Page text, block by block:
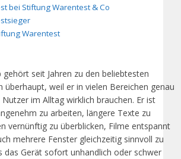
bei Stiftung Warentest & Co
Warentest
gehört seit Jahren zu den beliebtesten
weil er in vielen Bereichen genau
im Alltag wirklich brauchen. Er ist
zu arbeiten, längere Texte zu
vernünftig zu überblicken, Filme entspannt
mehrere Fenster gleichzeitig sinnvoll zu
das Gerät sofort unhandlich oder schwer